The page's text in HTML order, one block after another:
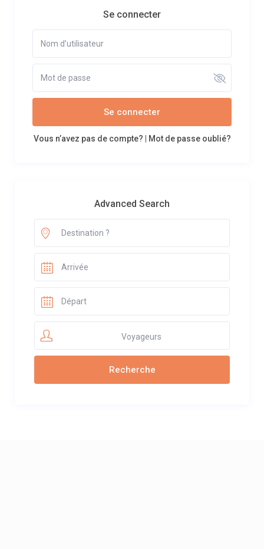
Se connecter
Se connecter
Vous n’avez pas de compte? Mot de passe oublié?
Advanced Search
Voyageurs